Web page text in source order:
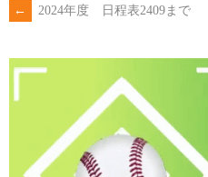
POST
NAVIGATION
← 2024年度 日程表2409まで